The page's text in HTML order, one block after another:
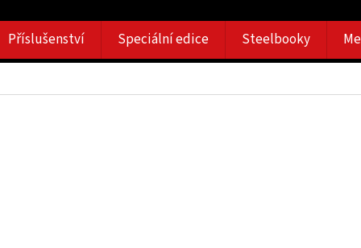
Příslušenství Speciální edice Steelbooky